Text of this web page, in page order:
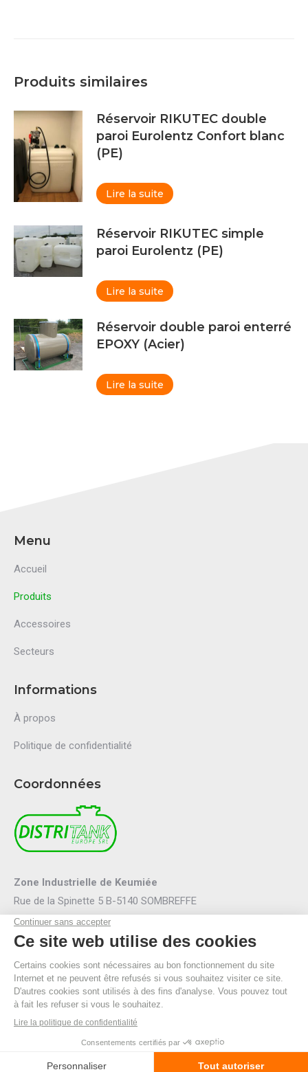
Produits similaires
Réservoir RIKUTEC double
paroi Eurolentz Confort blanc
(PE)
Lire la suite
Réservoir RIKUTEC simple
paroi Eurolentz (PE)
Lire la suite
Réservoir double paroi enterré
EPOXY (Acier)
Lire la suite
Menu
Accueil
Produits
Accessoires
Secteurs
Informations
À propos
Politique de confidentialité
Coordonnées
Zone Industrielle de Keumiée
Rue de la Spinette 5 B-5140 SOMBREFFE
Mail :info@distritank.be
Tel.: 071/88 81 46
Fax : 071/88 94 53
R.P.M. Namur
TVA BE 0474.635.054